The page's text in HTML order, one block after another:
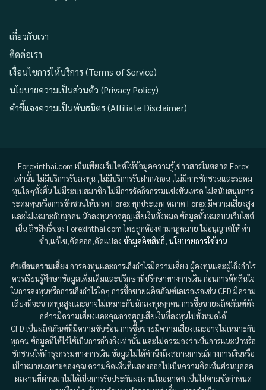
เกี่ยวกับเรา
ติดต่อเรา
เงื่อนไขการให้บริการ (Terms of Service)
นโยบายความเป็นส่วนตัว (Privacy Policy)
คำชี้แจงความเป็นพันธมิตร (Affiliate Disclaimer)
Forexinthai.com เป็นเพียงเว็บไซต์ให้ข้อมูลความรู้,ข่าวสารในตลาด Forex
เท่านั้น ไม่มีบริการรับลงทุน ,ไม่มีบริการรับฝาก/ถอน ,ไม่มีการชักชวนและระดม
ทุนใดๆทั้งสิ้น ไม่มีระบบสมาชิก ไม่มีการจัดกิจกรรมแข่งขันเทรด ไม่สนับสนุนการ
ระดมทุนหรือการชักชวนให้เทรด Forex ทุกประเภท ตลาด Forex มีความเสี่ยงสูง
และไม่เหมาะกับทุกคน นักลงทุนอาจสูญเสียเงินทั้งหมด ข้อมูลทั้งหมดบนเว็บไซต์
เป็น ลิขสิทธิ์ของ Forexinthai.com โดยถูกต้องตามกฎหมาย ไม่อนุญาตให้ ทำ
ซ้ำ,แก้ไข,คัดลอก,ดัดแปลง ข้อมูลลิขสิทธิ์, นโยบายการใช้งาน
คำเตือนความเสี่ยงการลงทุนและการเก็งกำไรมีความเสี่ยง ผู้ลงทุนและผู้เก็งกำไร
ควรเรียนรู้ศึกษาข้อมูลเพิ่มเติมและปรึกษาที่ปรึกษาทางการเงิน ก่อนการตัดสินใจ
ในการลงทุนหรือการเก็งกำไรใดๆ การซื้อขายผลิตภัณฑ์เลเวอเรจเช่น CFD มีความ
เสี่ยงที่จะขาดทุนสูงและอาจไม่เหมาะกับนักลงทุนทุกคน การซื้อขายผลิตภัณฑ์ดัง
กล่าวมีความเสี่ยงและคุณอาจสูญเสียเงินที่ลงทุนไปทั้งหมดได้
CFD เป็นผลิตภัณฑ์ที่มีความซับซ้อน การซื้อขายมีความเสี่ยงและอาจไม่เหมาะกับ
ทุกคน ข้อมูลที่ให้ไว้ใช้เป็นการอ้างอิงเท่านั้น และไม่ควรมองว่าเป็นการแนะนำหรือ
ชักชวนให้ทำธุรกรรมทางการเงิน ข้อมูลไม่ได้คำนึงถึงสถานการณ์ทางการเงินหรือ
เป้าหมายเฉพาะของคุณ ความคิดเห็นที่แสดงออกไปเป็นความคิดเห็นส่วนบุคคล
ผลงานที่ผ่านมาไม่ได้เป็นการรับประกันผลงานในอนาคต เป็นไปตามข้อกำหนด